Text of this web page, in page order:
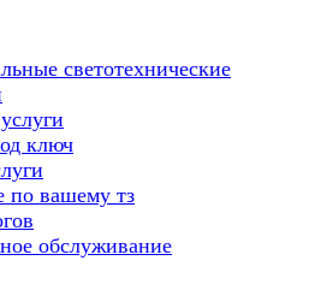
светотехнические
ключ
по вашему тз
обслуживание